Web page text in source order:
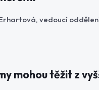
vedoucí
mohou těžit z